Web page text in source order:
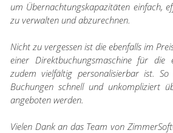
um Übernachtungskapazitäten einfach,
zu verwalten und abzurechnen.
Nicht zu vergessen ist die ebenfalls im
einer Direktbuchungsmaschine für die
zudem vielfältig personalisierbar ist. So
Buchungen schnell und unkompliziert
angeboten werden.
Vielen Dank an das Team von